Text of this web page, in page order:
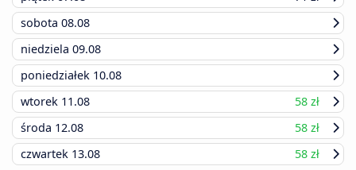
sobota 08.08
niedziela 09.08
poniedziałek 10.08
wtorek 11.08
58 zł
środa 12.08
58 zł
czwartek 13.08 58 zł